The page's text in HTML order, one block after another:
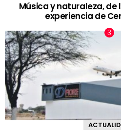
Música y naturaleza, de
experiencia de